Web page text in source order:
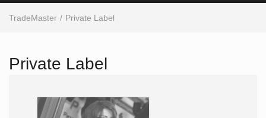
TradeMaster Private Label
Private Label